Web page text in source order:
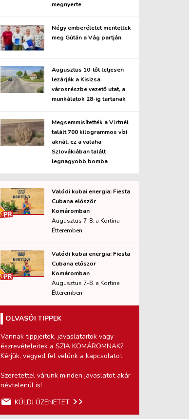
megnyerte
Négy emberéletet mentettek
meg Gútán a Vág partján
Augusztus 10-től teljesen
lezárják a Kisizsa
városrészbe vezető utat, a
munkálatok 28-ig tartanak
Megsemmisítették a Virtnél
talált 700 kilogrammos vízi
aknát, ez a valaha
Szlovákiában talált
legnagyobb bomba
Valódi kubai energia: Fiesta
Cubana először
Komáromban
Augusztus 7-8. a Kortina
Étteremben
Valódi kubai energia: Fiesta
Cubana először
Komáromban
Augusztus 7-8. a Kortina
Étteremben
OLVASÓI TIPPEK
Vannak tippjeitek, javaslataitok vagy
észrevételeitek a SZIA KOMÁROMNAK?
Kérjük, vegyed fel velünk a kapcsolatot.
Szeretettel várunk minden javaslatot akár
névtelenül is!
KÜLDJ ÜZENETET